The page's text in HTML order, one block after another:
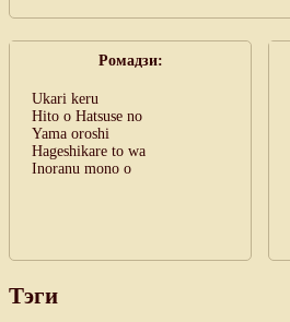
Ромадзи:
Ukari keru
Hito o Hatsuse no
Yama oroshi
Hageshikare to wa
Inoranu mono o
Тэги